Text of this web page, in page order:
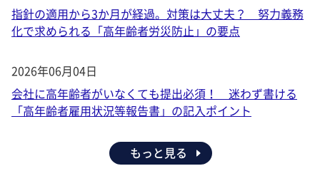
指針の適用から3か月が経過。対策は大丈夫？ 努力義務
化で求められる「高年齢者労災防止」の要点
2026年06月04日
会社に高年齢者がいなくても提出必須！ 迷わず書ける
「高年齢者雇用状況等報告書」の記入ポイント
もっと見る